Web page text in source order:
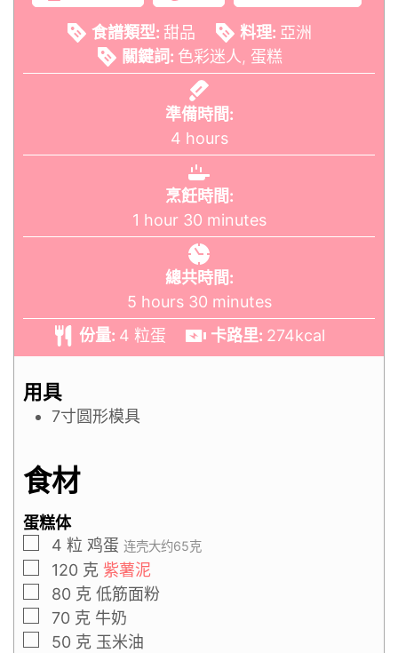
食譜類型:甜品 料理: 亞洲
關鍵詞: 色彩迷人, 蛋糕
準備時間:
4 hours
烹飪時間:
1 hour 30 minutes
總共時間:
5 hours 30 minutes
份量: 4 粒蛋 卡路里: 274kcal
用具
7寸圆形模具
食材
蛋糕体
4 粒 鸡蛋 连壳大约65克
120 克 紫薯泥
80 克 低筋面粉
70 克 牛奶
50 克 玉米油